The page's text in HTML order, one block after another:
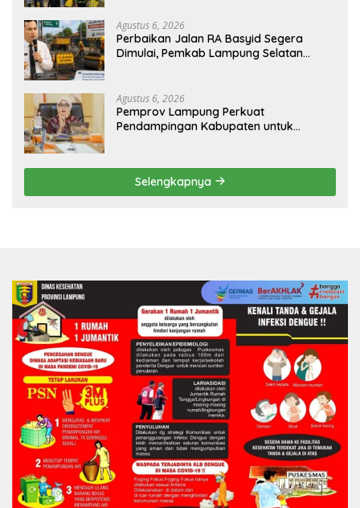
Agustus 6, 2026
Perbaikan Jalan RA Basyid Segera
Dimulai, Pemkab Lampung Selatan
Agustus 6, 2026
Pemprov Lampung Perkuat
Pendampingan Kabupaten untuk
Selengkapnya